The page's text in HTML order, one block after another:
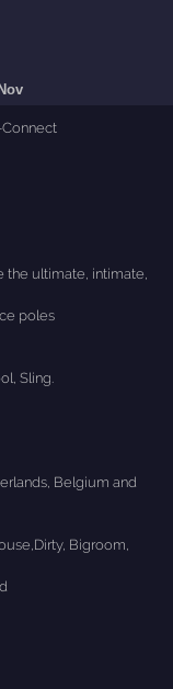
Connect
the ultimate, intimate,
poles
Sling.
Belgium and
Bigroom,